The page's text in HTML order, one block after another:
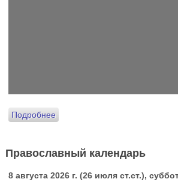
Подробнее
Православный календарь
8 августа 2026 г. (26 июля ст.ст.),